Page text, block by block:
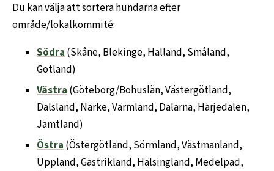
Du kan välja att sortera hundarna efter
område/lokalkommité:
Södra(Skåne, Blekinge, Halland, Småland,
Gotland)
Västra(Göteborg/Bohuslän, Västergötland,
Dalsland, Närke, Värmland, Dalarna, Härjedalen,
Jämtland)
Östra(Östergötland, Sörmland, Västmanland,
Uppland, Gästrikland, Hälsingland, Medelpad,